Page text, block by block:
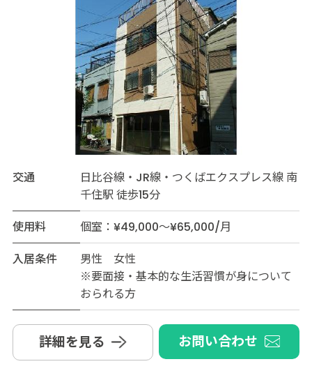
交通
日比谷線・JR線・つくばエクスプレス線 南
千住駅 徒歩15分
使用料
個室：¥49,000～¥65,000/月
入居条件
男性 女性
※要面接・基本的な生活習慣が身について
おられる方
詳細を見る お問い合わせ